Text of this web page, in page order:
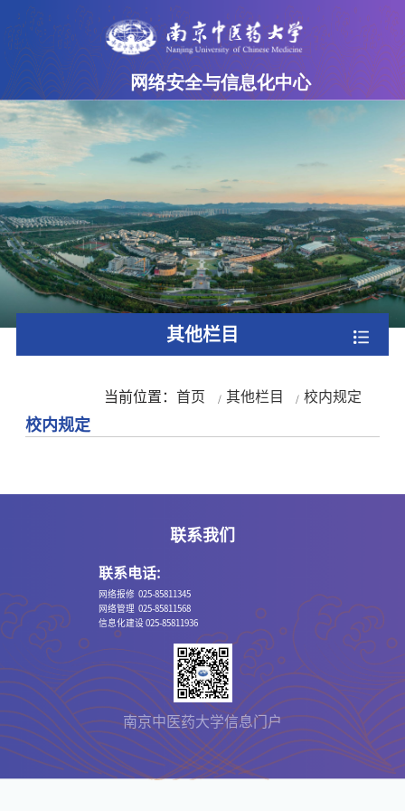
网络安全与信息化中心
网站首页
部门简介
党建风采
服务指南
服务承诺
其他栏目
当前位置： 首页 其他栏目 校内规定
校内规定
联系我们
联系电话:
网络报修 025-85811345
网络管理 025-85811568
信息化建设 025-85811936
南京中医药大学信息门户